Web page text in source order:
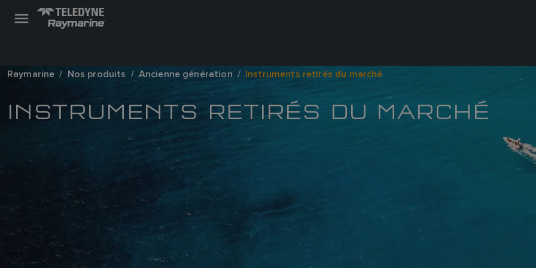
Raymarine Nos produits Ancienne génération Instruments retirés du marché
INSTRUMENTS RETIRÉS DU MARCHÉ